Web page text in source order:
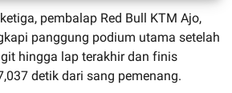
pembalap Red Bull KTM Ajo,
panggung podium utama setelah
hingga lap terakhir dan finis
detik dari sang pemenang.